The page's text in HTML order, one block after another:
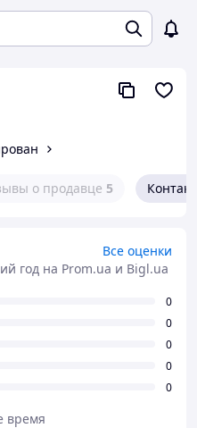
о продавце 5
Все оценки
год на Prom.ua и Bigl.ua
0
0
0
0
0
время